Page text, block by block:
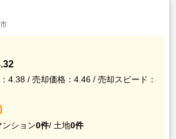
4.38 / 売却価格：4.46 / 売却スピード：
ンション0件/ 土地0件